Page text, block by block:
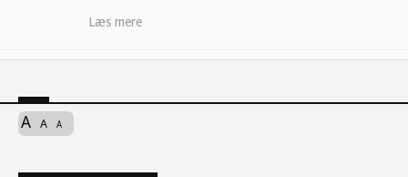
Læs mere
A A A